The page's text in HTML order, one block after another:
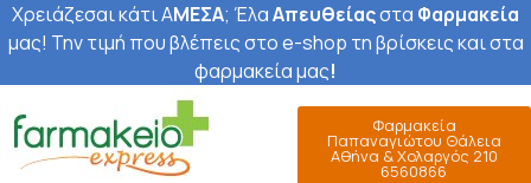
Χρειάζεσαι κάτι ΑΜΕΣΑ; ΈλαΑπευθείαςστα Φαρμακεία
μας! Την τιμή που βλέπεις στο e-shop τη βρίσκεις και στα
φαρμακεία μας!
Φαρμακεία
Παπαναγιώτου Θάλεια
Αθήνα & Χολαργός 210
6560866